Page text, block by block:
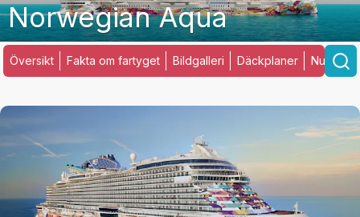
Norwegian Aqua
Översikt Fakta om fartyget Bildgalleri Däckplaner